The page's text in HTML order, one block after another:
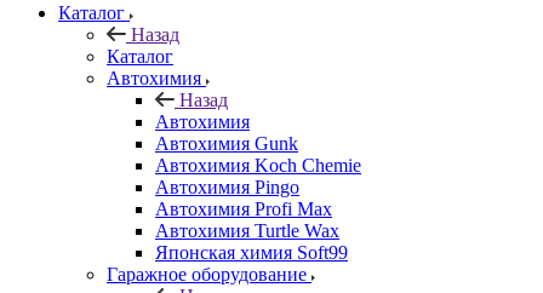
Каталог
Назад
Каталог
Автохимия
Назад
Автохимия
Автохимия Gunk
Автохимия Koch Chemie
Автохимия Pingo
Автохимия Profi Max
Автохимия Turtle Wax
Японская химия Soft99
Гаражное оборудование